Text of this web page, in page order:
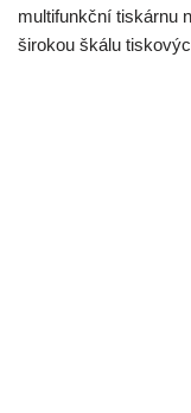
multifunkční tiskárnu
širokou škálu